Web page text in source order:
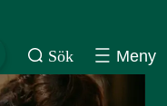
Sök Meny